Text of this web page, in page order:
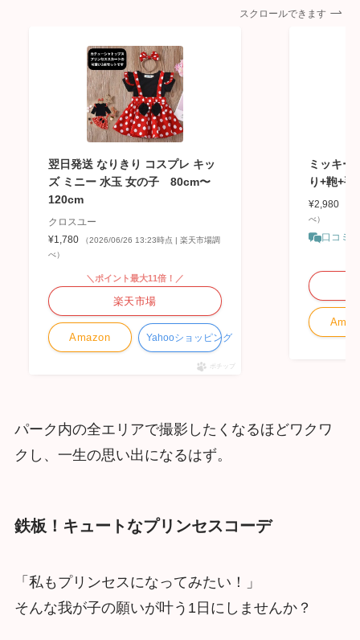
スクロールできます
翌日発送 なりきり コスプレ キッ
ズ ミニー 水玉 女の子 80cm〜
120cm
クロスユー
¥1,780
（2026/06/26 13:23時点 | 楽天市場調
べ）
Amazon
＼ポイント最大11倍！／
楽天市場
Yahooショッピング
ポチップ
ミッキー
り+鞄+
¥2,980
べ）
口コミ
パーク内の全エリアで撮影したくなるほどワクワ
クし、一生の思い出になるはず。
鉄板！キュートなプリンセスコーデ
「私もプリンセスになってみたい！」
そんな我が子の願いが叶う1日にしませんか？